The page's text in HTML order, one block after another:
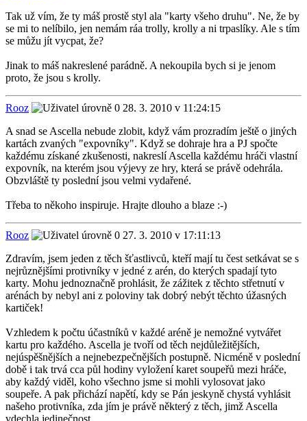
Tak už vím, že ty máš prostě styl ala "karty všeho druhu". Ne, že by
se mi to nelíbilo, jen nemám ráa trolly, krolly a ni trpaslíky. Ale s tím
se můžu jít vycpat, že?
Jinak to máš nakreslené parádně. A nekoupila bych si je jenom
proto, že jsou s krolly.
Rooz
28. 3. 2010 v 11:24:15
A snad se Ascella nebude zlobit, když vám prozradím ještě o jiných
kartách zvaných "expovníky". Když se dohraje hra a PJ spočte
každému získané zkušenosti, nakreslí Ascella každému hráči vlastní
expovník, na kterém jsou výjevy ze hry, která se právě odehrála.
Obzvláště ty poslední jsou velmi vydařené.
Třeba to někoho inspiruje. Hrajte dlouho a blaze :-)
Rooz
27. 3. 2010 v 17:11:13
Zdravím, jsem jeden z těch šťastlivců, kteří mají tu čest setkávat se s
nejrůznějšími protivníky v jedné z arén, do kterých spadají tyto
karty. Mohu jednoznačně prohlásit, že zážitek z těchto střetnutí v
arénách by nebyl ani z poloviny tak dobrý nebýt těchto úžasných
kartiček!
Vzhledem k počtu účastníků v každé aréně je nemožné vytvářet
kartu pro každého. Ascella je tvoří od těch nejdůležitějších,
nejúspěšnějších a nejnebezpečnějších postupně. Nicméně v poslední
době i tak trvá cca půl hodiny vyložení karet soupeřů mezi hráče,
aby každý viděl, koho všechno jsme si mohli vylosovat jako
soupeře. A pak přichází napětí, kdy se Pán jeskyně chystá vyhlásit
našeho protivníka, zda jím je právě některý z těch, jimž Ascella
vdechla jedinečnost.